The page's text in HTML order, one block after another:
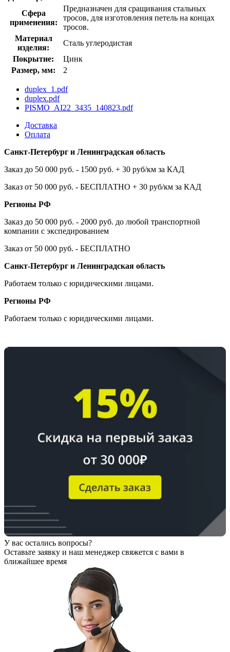
Сфера
применения:
Предназначен для сращивания стальных
тросов, для изготовления петель на концах
тросов.
Материал
изделия:
Сталь углеродистая
Покрытие:
Цинк
Размер, мм:
2
duplex_1.pdf
duplex.pdf
PISMO_AI22_3435_140823.pdf
Доставка
Оплата
Санкт-Петербург и Ленинградская область
Заказ до 50 000 руб. - 1500 руб. + 30 руб/км за КАД
Заказ от 50 000 руб. - БЕСПЛАТНО + 30 руб/км за КАД
Регионы РФ
Заказ до 50 000 руб. - 2000 руб. до любой транспортной
компании с экспедированием
Заказ от 50 000 руб. - БЕСПЛАТНО
Санкт-Петербург и Ленинградская область
Работаем только с юридическими лицами.
Регионы РФ
Работаем только с юридическими лицами.
У вас остались вопросы?
Оставьте заявку и наш менеджер свяжется с вами в
ближайшее время